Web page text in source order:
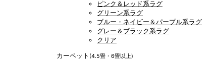
ピンク＆レッド系ラグ
グリーン系ラグ
ブルー・ネイビー＆パープル系ラグ
グレー＆ブラック系ラグ
クリア
カーペット (4.5畳・6畳以上)